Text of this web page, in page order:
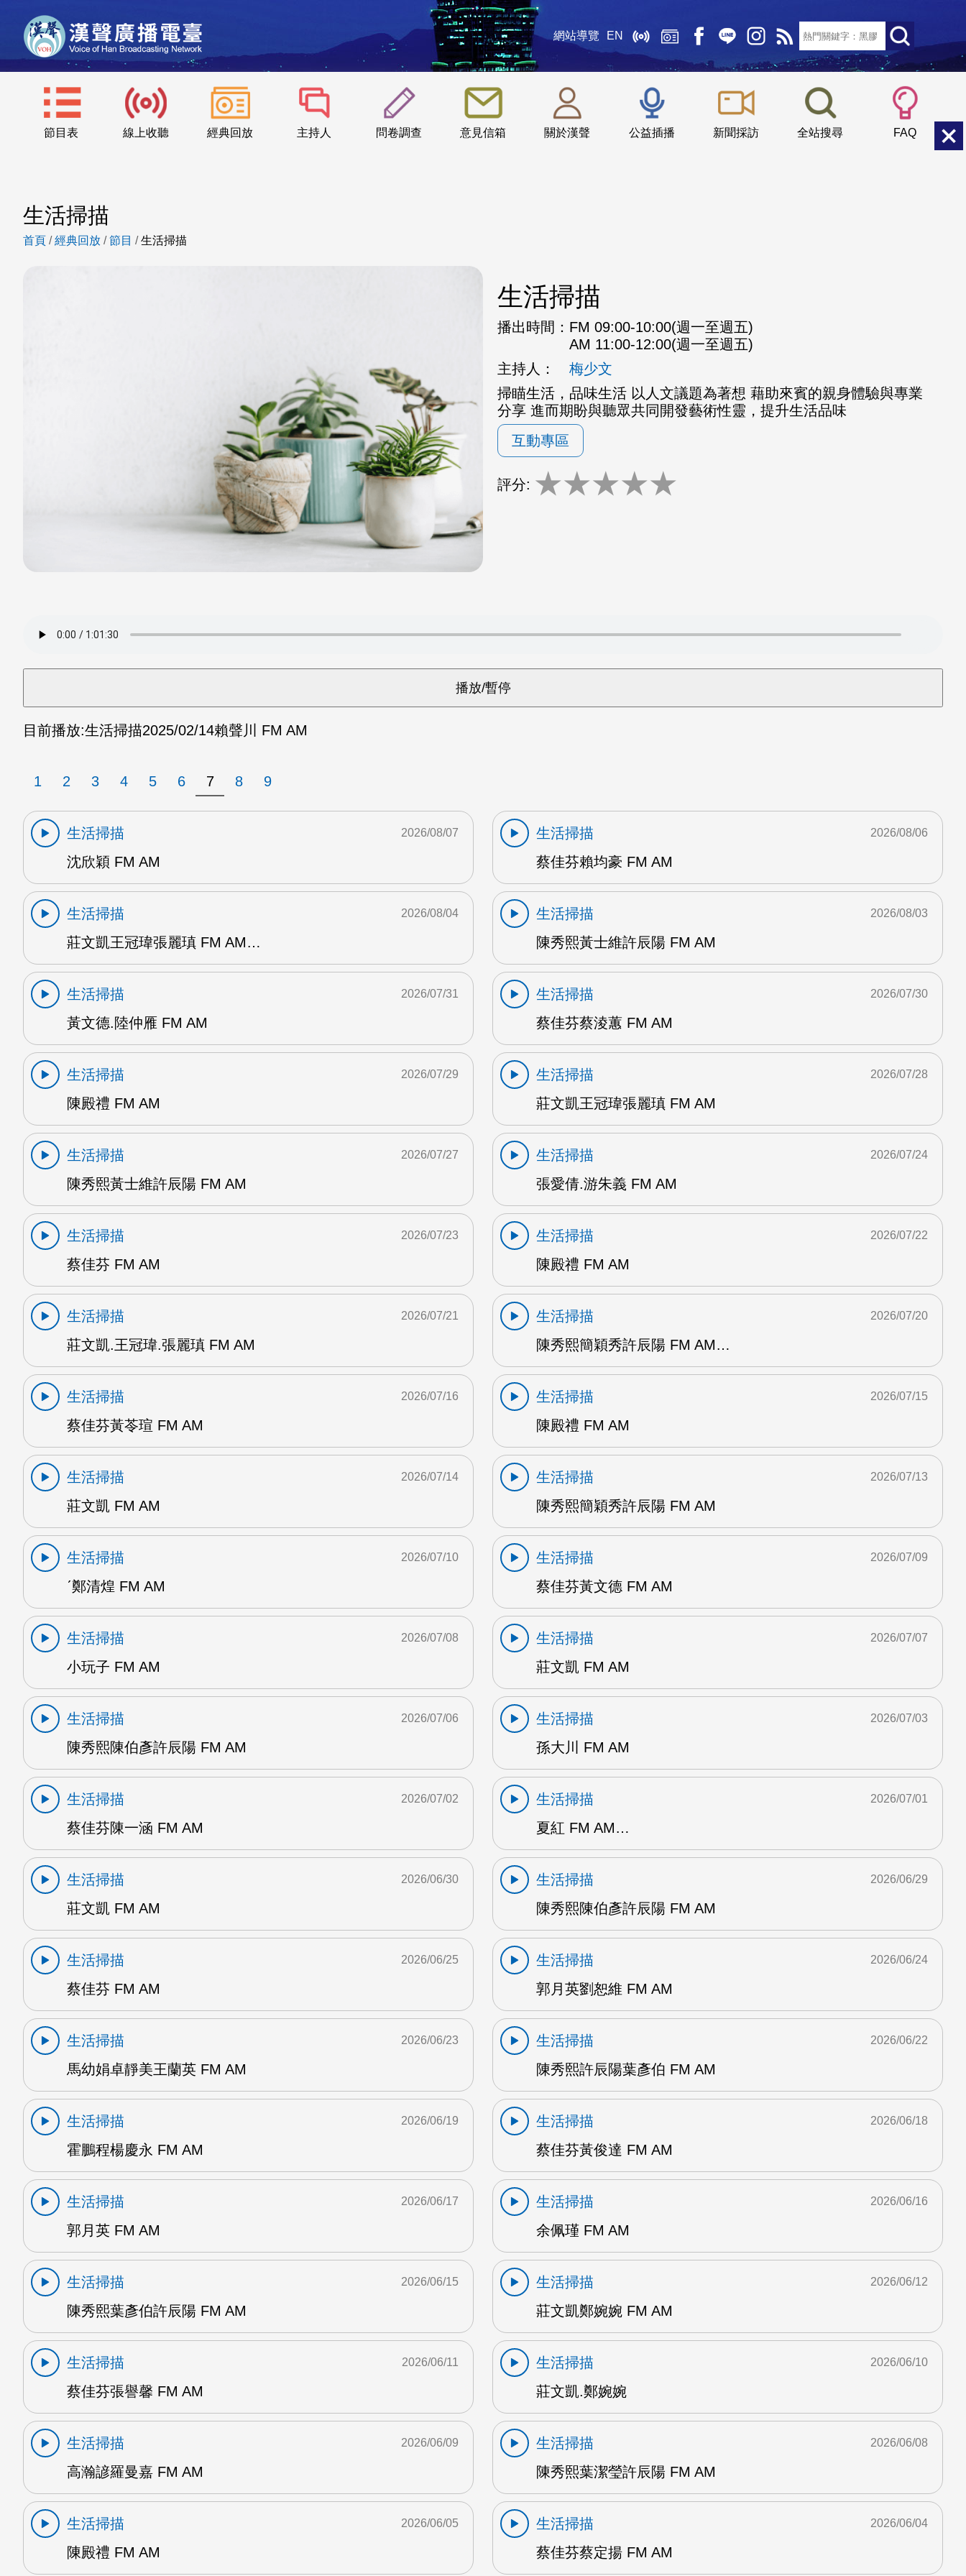
網站導覽 EN
節目表 線上收聽 經典回放 主持人 問卷調查 意見信箱 關於漢聲 公益插播 新聞採訪 全站搜尋 FAQ
::: 小 中
生活掃描
首頁 /經典回放 /節目 /生活掃描
生活掃描
播出時間： FM 09:00-10:00(週一至週五)
AM 11:00-12:00(週一至週五)
主持人：
梅少文
掃瞄生活，品味生活 以人文議題為著想 藉助來賓的親身體驗與專業
分享 進而期盼與聽眾共同開發藝術性靈，提升生活品味
互動專區
評分: ★★★★★
目前播放:生活掃描2025/02/14賴聲川 FM AM
1 2 3 4 5 6 7 8 9
生活掃描
沈欣穎 FM AM
2026/08/07
生活掃描
蔡佳芬賴均豪 FM AM
2026/08/06
生活掃描
莊文凱王冠瑋張麗瑱 FM AM…
2026/08/04
生活掃描
陳秀熙黃士維許辰陽 FM AM
2026/08/03
生活掃描
黃文德.陸仲雁 FM AM
2026/07/31
生活掃描
蔡佳芬蔡淩蕙 FM AM
2026/07/30
生活掃描
陳殿禮 FM AM
2026/07/29
生活掃描
莊文凱王冠瑋張麗瑱 FM AM
2026/07/28
生活掃描
陳秀熙黃士維許辰陽 FM AM
2026/07/27
生活掃描
張愛倩.游朱義 FM AM
2026/07/24
生活掃描
蔡佳芬 FM AM
2026/07/23
生活掃描
陳殿禮 FM AM
2026/07/22
生活掃描
莊文凱.王冠瑋.張麗瑱 FM AM
2026/07/21
生活掃描
陳秀熙簡穎秀許辰陽 FM AM…
2026/07/20
生活掃描
蔡佳芬黃苓瑄 FM AM
2026/07/16
生活掃描
陳殿禮 FM AM
2026/07/15
生活掃描
莊文凱 FM AM
2026/07/14
生活掃描
陳秀熙簡穎秀許辰陽 FM AM
2026/07/13
生活掃描
ˊ鄭清煌 FM AM
2026/07/10
生活掃描
蔡佳芬黃文德 FM AM
2026/07/09
生活掃描
小玩子 FM AM
2026/07/08
生活掃描
莊文凱 FM AM
2026/07/07
生活掃描
陳秀熙陳伯彥許辰陽 FM AM
2026/07/06
生活掃描
孫大川 FM AM
2026/07/03
生活掃描
蔡佳芬陳一涵 FM AM
2026/07/02
生活掃描
夏紅 FM AM…
2026/07/01
生活掃描
莊文凱 FM AM
2026/06/30
生活掃描
陳秀熙陳伯彥許辰陽 FM AM
2026/06/29
生活掃描
蔡佳芬 FM AM
2026/06/25
生活掃描
郭月英劉恕維 FM AM
2026/06/24
生活掃描
馬幼娟卓靜美王蘭英 FM AM
2026/06/23
生活掃描
陳秀熙許辰陽葉彥伯 FM AM
2026/06/22
生活掃描
霍鵬程楊慶永 FM AM
2026/06/19
生活掃描
蔡佳芬黃俊達 FM AM
2026/06/18
生活掃描
郭月英 FM AM
2026/06/17
生活掃描
余佩瑾 FM AM
2026/06/16
生活掃描
陳秀熙葉彥伯許辰陽 FM AM
2026/06/15
生活掃描
莊文凱鄭婉婉 FM AM
2026/06/12
生活掃描
蔡佳芬張譽馨 FM AM
2026/06/11
生活掃描
莊文凱.鄭婉婉
2026/06/10
生活掃描
高瀚諺羅曼嘉 FM AM
2026/06/09
生活掃描
陳秀熙葉潔瑩許辰陽 FM AM
2026/06/08
生活掃描
陳殿禮 FM AM
2026/06/05
生活掃描
蔡佳芬蔡定揚 FM AM
2026/06/04